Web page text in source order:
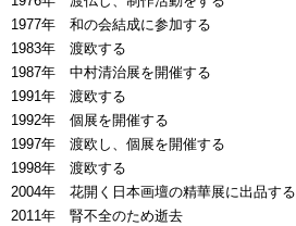
1977年 和の会結成に参加する
1983年 渡欧する
1987年 中村清治展を開催する
1991年 渡欧する
1992年 個展を開催する
1997年 渡欧し、個展を開催する
1998年 渡欧する
2004年 花開く日本画壇の精華展に出品する
2011年 腎不全のため逝去